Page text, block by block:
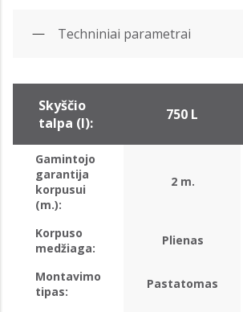
Techniniai parametrai
Skyščio
talpa (l):
750 L
Gamintojo
garantija
korpusui
(m.):
2 m.
Korpuso
medžiaga:
Plienas
Montavimo
tipas:
Pastatomas